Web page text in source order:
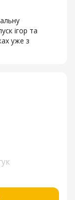
ігор та
уже з